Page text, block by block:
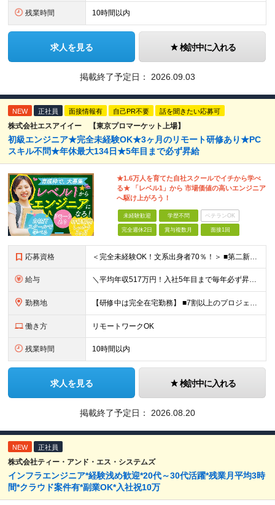
残業時間 10時間以内
求人を見る 検討中に入れる
掲載終了予定日： 2026.09.03
NEW 正社員 面接情報有 自己PR不要 話を聞きたい応募可
株式会社エスアイイー 【東京プロマーケット上場】
初級エンジニア★完全未経験OK★3ヶ月のリモート研修あり★PC
スキル不問★年休最大134日★5年目まで必ず昇給
★1.6万人を育てた自社スクールでイチから学べ
る★ 「レベル1」から 市場価値の高いエンジニア
へ駆け上がろう！
未経験歓迎 学歴不問 ベテランOK
完全週休2日 賞与複数月 面接1回
応募資格 ＜完全未経験OK！文系出身者70％！＞ ■第二新卒歓迎 ■学歴・経歴不問・社会人未経験もOK ■20代を中心に活躍中◎ ★☆先輩たちの前職☆★ 元アパレルスタッフや塾講師、介護士、事務、営業など社員
給与 ＼平均年収517万円！入社5年目まで毎年必ず昇給／ ■賞与年3回 ■年収800万円以上も可 ■入社3年以上の平均年収469.2万円 月給23万2000円以上＋賞与年3回＋各種手当 ☆入社5年目まで最
勤務地 【研修中は完全在宅勤務】 ■7割以上のプロジェクトでリモートワークを導入 ■一都三県のプロジェクト先 ■転居を伴う転勤なし ＜プロジェクト先＞ 東京・神奈川・千葉・埼玉でのプロジェクト先にて勤務いた
働き方 リモートワークOK
残業時間 10時間以内
求人を見る 検討中に入れる
掲載終了予定日： 2026.08.20
NEW 正社員
株式会社ティー・アンド・エス・システムズ
インフラエンジニア*経験浅め歓迎*20代～30代活躍*残業月平均3時
間*クラウド案件有*副業OK*入社祝10万